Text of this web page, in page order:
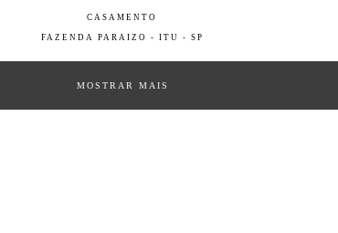
CASAMENTO
FAZENDA PARAIZO - ITU - SP
MOSTRAR MAIS